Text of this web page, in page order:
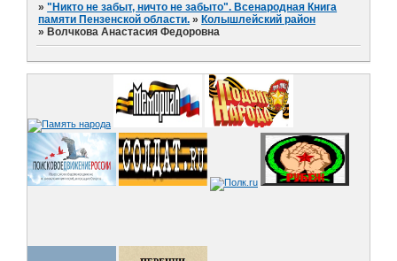
»"Никто не забыт, ничто не забыто". Всенародная Книга
памяти Пензенской области. » Колышлейский район
» Волчкова Анастасия Федоровна